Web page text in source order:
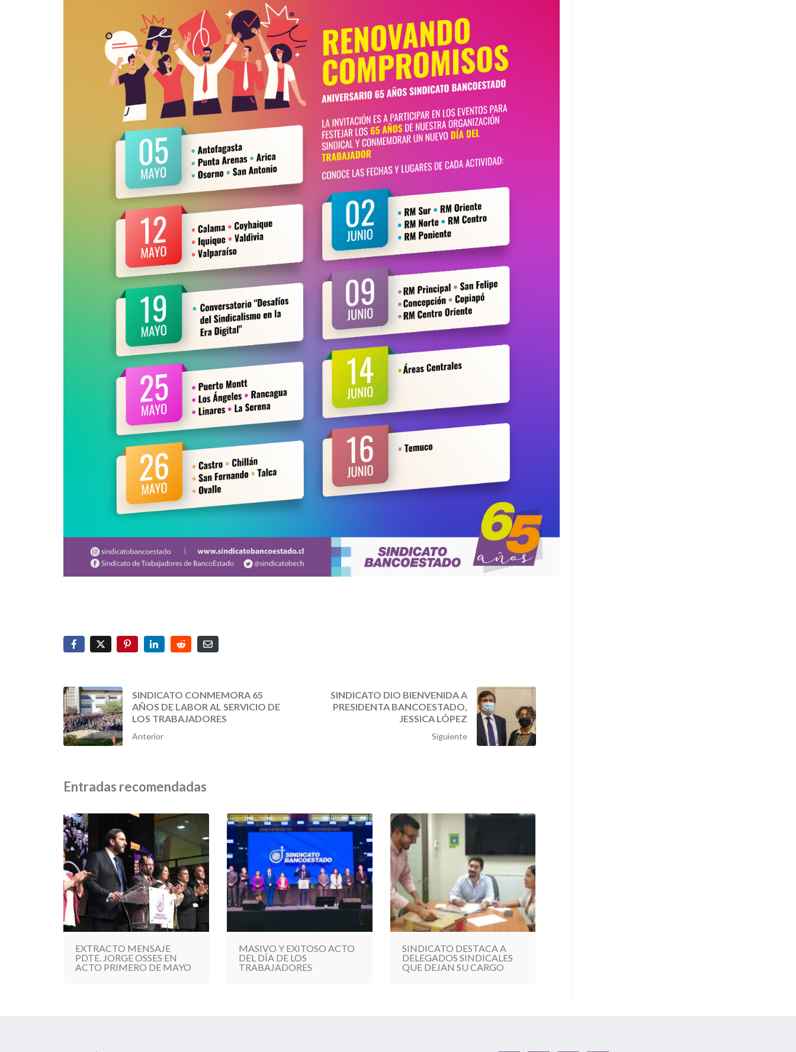
SINDICATO CONMEMORA 65
AÑOS DE LABOR AL SERVICIO DE
LOS TRABAJADORES
Anterior
SINDICATO DIO BIENVENIDA A
PRESIDENTA BANCOESTADO,
JESSICA LÓPEZ
Siguiente
Entradas recomendadas
EXTRACTO MENSAJE
PDTE. JORGE OSSES EN
ACTO PRIMERO DE MAYO
MASIVO Y EXITOSO ACTO
DEL DÍA DE LOS
TRABAJADORES
SINDICATO DESTACA A
DELEGADOS SINDICALES
QUE DEJAN SU CARGO